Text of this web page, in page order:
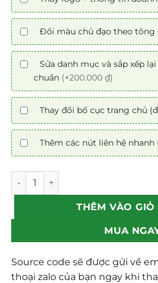
Đổi màu chủ đạo theo tông
Sửa danh mục và sắp xếp
chuẩn (+200.000 ₫)
Thay đổi bố cục trang chủ
Thêm các nút liên hệ nhanh
Mẫu theme Website Công ty
THÊM VÀO GIỎ
MUA
Source code sẽ được gửi về
thoại zalo của bạn ngay khi